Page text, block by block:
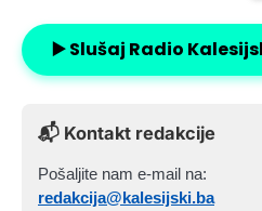
▶️ Slušaj Radio
📬 Kontakt redakcije
Pošaljite nam e-mail na:
redakcija@kalesijski.ba